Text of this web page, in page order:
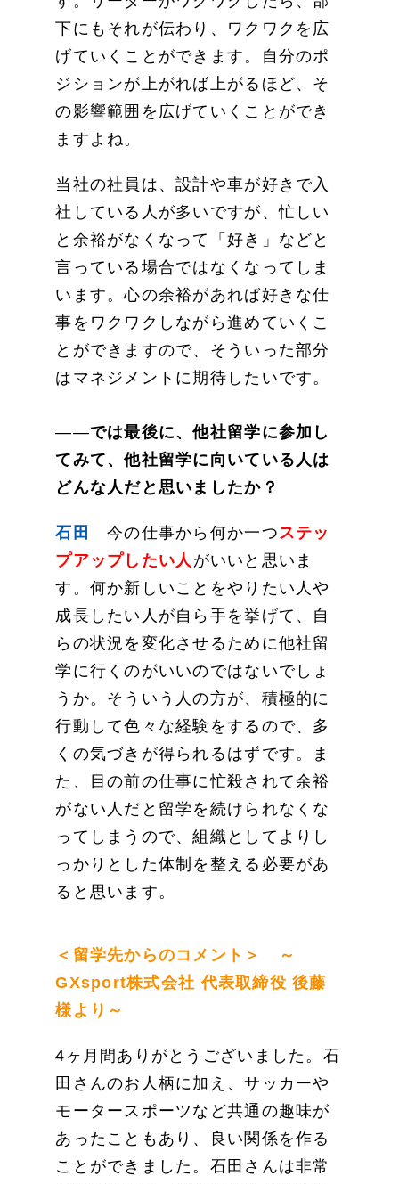
下にもそれが伝わり、ワクワクを広
げていくことができます。自分のポ
ジションが上がれば上がるほど、そ
の影響範囲を広げていくことができ
ますよね。
当社の社員は、設計や車が好きで入
社している人が多いですが、忙しい
と余裕がなくなって「好き」などと
言っている場合ではなくなってしま
います。心の余裕があれば好きな仕
事をワクワクしながら進めていくこ
とができますので、そういった部分
はマネジメントに期待したいです。
——では最後に、他社留学に参加し
てみて、他社留学に向いている人は
どんな人だと思いましたか？
石田 今の仕事から何か一つステッ
プアップしたい人 がいいと思いま
す。何か新しいことをやりたい人や
成長したい人が自ら手を挙げて、自
らの状況を変化させるために他社留
学に行くのがいいのではないでしょ
うか。そういう人の方が、積極的に
行動して色々な経験をするので、多
くの気づきが得られるはずです。ま
た、目の前の仕事に忙殺されて余裕
がない人だと留学を続けられなくな
ってしまうので、組織としてよりし
っかりとした体制を整える必要があ
ると思います。
＜留学先からのコメント＞ ～
GXsport株式会社 代表取締役 後藤
様より～
4ヶ月間ありがとうございました。石
田さんのお人柄に加え、サッカーや
モータースポーツなど共通の趣味が
あったこともあり、良い関係を作る
ことができました。石田さんは非常